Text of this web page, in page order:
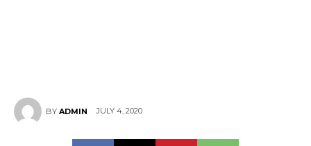
BY ADMIN JULY 4, 2020